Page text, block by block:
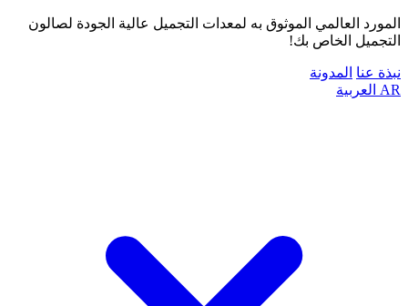
المورد العالمي الموثوق به لمعدات التجميل عالية الجودة لصالون
التجميل الخاص بك!
نبذة عنا المدونة
AR العربية